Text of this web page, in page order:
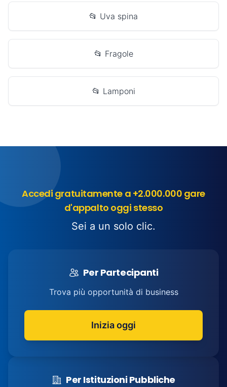
📂 Uva spina
📂 Fragole
📂 Lamponi
Accedi gratuitamente a +2.000.000 gare
d'appalto oggi stesso
Sei a un solo clic.
Per Partecipanti
Trova più opportunità di business
Inizia oggi
Per Istituzioni Pubbliche